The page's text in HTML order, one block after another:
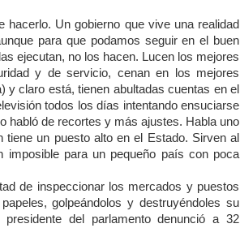
Un gobierno que vive una realidad
para que podamos seguir en el buen
ejecutan, no los hacen. Lucen los mejores
y de servicio, cenan en los mejores
claro está, tienen abultadas cuentas en el
todos los días intentando ensuciarse
habló de recortes y más ajustes. Habla uno
un puesto alto en el Estado. Sirven al
imposible para un pequeño país con poca
de inspeccionar los mercados y puestos
golpeándolos y destruyéndoles su
del parlamento denunció a 32